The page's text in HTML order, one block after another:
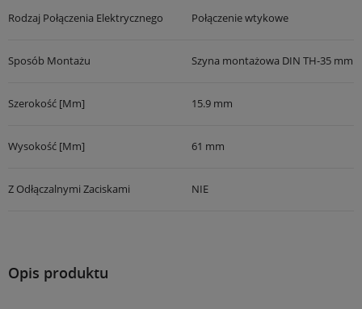
Rodzaj Połączenia Elektrycznego Połączenie wtykowe
Sposób Montażu Szyna montażowa DIN TH-35 mm
Szerokość [mm] 15.9 mm
Wysokość [mm] 61 mm
Z Odłączalnymi Zaciskami NIE
Opis produktu